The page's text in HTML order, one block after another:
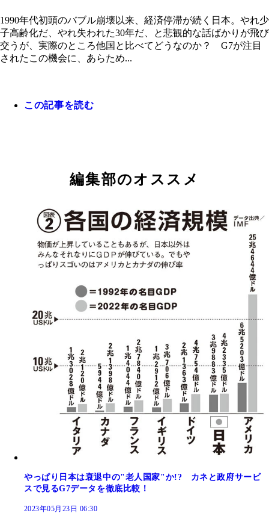
各国の経済規模
高齢化率
合計特殊出生率
国民負担率
1990年代初頭のバブル崩壊以来、経済停滞が続く日本。やれ少
子高齢化だ、やれ失われた30年だ、と悲観的な話ばかりが飛び
交うが、実際のところ他国と比べてどうなのか？ G7が注目
されたこの機会に、あらため...
この記事を読む
編集部のオススメ
やっぱり日本は衰退中の"老人国家"か!? カネと政府サービ
スで見るG7データを徹底比較！
2023年05月23日 06:30